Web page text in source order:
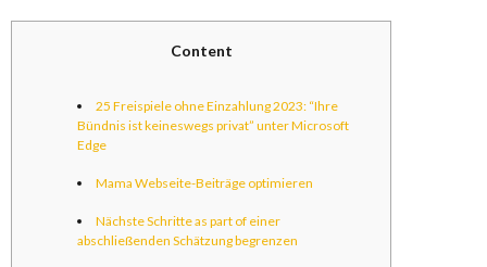
Content
25 Freispiele ohne Einzahlung 2023: “Ihre
Bündnis ist keineswegs privat” unter Microsoft
Edge
Mama Webseite-Beiträge optimieren
Nächste Schritte as part of einer
abschließenden Schätzung begrenzen